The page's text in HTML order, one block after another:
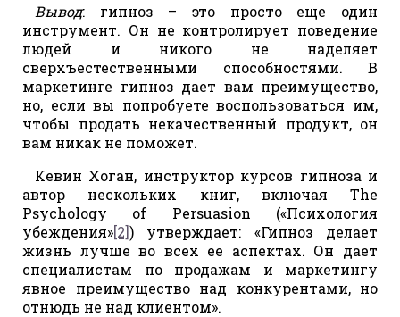
Вывод: гипноз – это просто еще один
инструмент. Он не контролирует поведение
людей и никого не наделяет
сверхъестественными способностями. В
маркетинге гипноз дает вам преимущество,
но, если вы попробуете воспользоваться им,
чтобы продать некачественный продукт, он
вам никак не поможет.
Кевин Хоган, инструктор курсов гипноза и
автор нескольких книг, включая The
Psychology of Persuasion («Психология
убеждения»[2]) утверждает: «Гипноз делает
жизнь лучше во всех ее аспектах. Он дает
специалистам по продажам и маркетингу
явное преимущество над конкурентами, но
отнюдь не над клиентом».